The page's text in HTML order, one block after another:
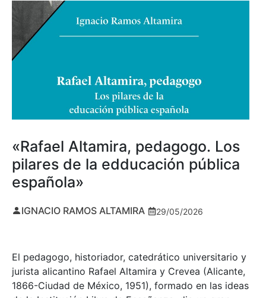
«Rafael Altamira, pedagogo. Los
pilares de la edducación pública
española»
IGNACIO RAMOS ALTAMIRA 29/05/2026
El pedagogo, historiador, catedrático universitario y
jurista alicantino Rafael Altamira y Crevea (Alicante,
1866-Ciudad de México, 1951), formado en las ideas